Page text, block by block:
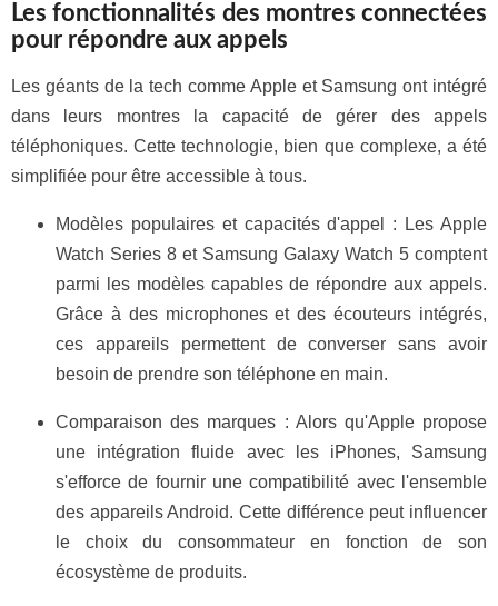
Les fonctionnalités des montres connectées
pour répondre aux appels
Les géants de la tech comme Apple et Samsung ont intégré
dans leurs montres la capacité de gérer des appels
téléphoniques. Cette technologie, bien que complexe, a été
simplifiée pour être accessible à tous.
Modèles populaires et capacités d'appel : Les Apple
Watch Series 8 et Samsung Galaxy Watch 5 comptent
parmi les modèles capables de répondre aux appels.
Grâce à des microphones et des écouteurs intégrés,
ces appareils permettent de converser sans avoir
besoin de prendre son téléphone en main.
Comparaison des marques : Alors qu'Apple propose
une intégration fluide avec les iPhones, Samsung
s'efforce de fournir une compatibilité avec l'ensemble
des appareils Android. Cette différence peut influencer
le choix du consommateur en fonction de son
écosystème de produits.